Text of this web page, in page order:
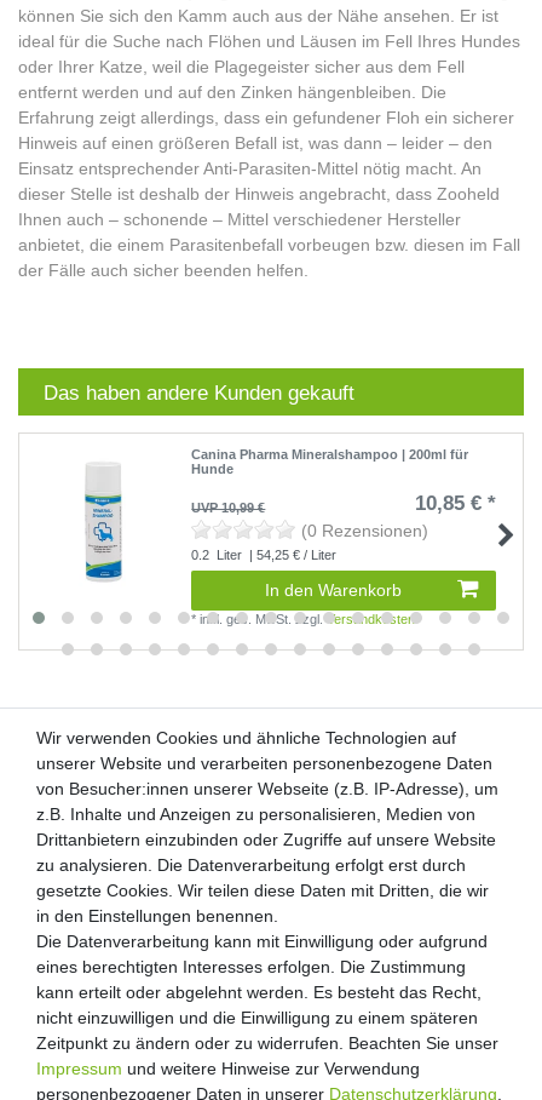
können Sie sich den Kamm auch aus der Nähe ansehen. Er ist
ideal für die Suche nach Flöhen und Läusen im Fell Ihres Hundes
oder Ihrer Katze, weil die Plagegeister sicher aus dem Fell
entfernt werden und auf den Zinken hängenbleiben. Die
Erfahrung zeigt allerdings, dass ein gefundener Floh ein sicherer
Hinweis auf einen größeren Befall ist, was dann – leider – den
Einsatz entsprechender Anti-Parasiten-Mittel nötig macht. An
dieser Stelle ist deshalb der Hinweis angebracht, dass Zooheld
Ihnen auch – schonende – Mittel verschiedener Hersteller
anbietet, die einem Parasitenbefall vorbeugen bzw. diesen im Fall
der Fälle auch sicher beenden helfen.
Das haben andere Kunden gekauft
Canina Pharma Mineralshampoo | 200ml für
Hunde
UVP 10,99 € 10,85 € *
(0 Rezensionen)
0.2 Liter | 54,25 € / Liter
In den Warenkorb
*inkl. ges. MwSt. zzgl. Versandkosten
Kunden-Anfragen: info@zooheld.de
Über uns
Zahlung und Versand
Retouren
Zooheld Blog
Widerrufsrecht
Vertrag widerrufen
Geschäftsbedingungen
Wir verwenden Cookies und ähnliche Technologien auf
unserer Website und verarbeiten personenbezogene Daten
von Besucher:innen unserer Webseite (z.B. IP-Adresse), um
z.B. Inhalte und Anzeigen zu personalisieren, Medien von
Drittanbietern einzubinden oder Zugriffe auf unsere Website
zu analysieren. Die Datenverarbeitung erfolgt erst durch
gesetzte Cookies. Wir teilen diese Daten mit Dritten, die wir
in den Einstellungen benennen.
Die Datenverarbeitung kann mit Einwilligung oder aufgrund
eines berechtigten Interesses erfolgen. Die Zustimmung
kann erteilt oder abgelehnt werden. Es besteht das Recht,
nicht einzuwilligen und die Einwilligung zu einem späteren
Zeitpunkt zu ändern oder zu widerrufen. Beachten Sie unser
Impressum und weitere Hinweise zur Verwendung
personenbezogener Daten in unserer Daten­schutz­erklärung
Wir verwenden Cookies und ähnliche Technologien auf
unserer Website und verarbeiten personenbezogene Daten
von Besucher:innen unserer Webseite (z.B. IP-Adresse), um
z.B. Inhalte und Anzeigen zu personalisieren, Medien von
Drittanbietern einzubinden oder Zugriffe auf unsere Website
zu analysieren. Die Datenverarbeitung erfolgt erst durch
gesetzte Cookies. Wir teilen diese Daten mit Dritten, die wir
in den Einstellungen benennen.
Die Datenverarbeitung kann mit Einwilligung oder aufgrund
eines berechtigten Interesses erfolgen. Die Zustimmung
kann erteilt oder abgelehnt werden. Es besteht das Recht,
nicht einzuwilligen und die Einwilligung zu einem späteren
Zeitpunkt zu ändern oder zu widerrufen. Beachten Sie unser
Impressum und weitere Hinweise zur Verwendung
personenbezogener Daten in unserer Daten­schutz­erklärung